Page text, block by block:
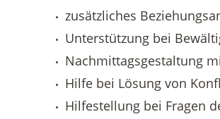
zusätzliches
Unterstützung bei
Nachmittagsgestaltung
Hilfe bei Lösung von
Hilfestellung bei Fragen